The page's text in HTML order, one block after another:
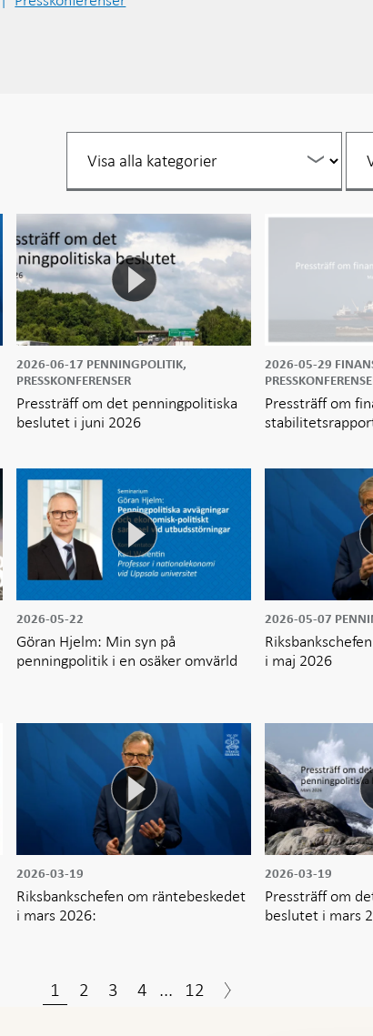
per
år
per
år
2026-06-17 PENNINGPOLITIK,
PRESSKONFERENSER
Pressträff om det penningpolitiska
beslutet i juni 2026
2026-05-29
Pressträff om
2026-05-22
Göran Hjelm: Min syn på
penningpolitik i en osäker omvärld
2026-05-07
i maj 2026
2026-03-19
Riksbankschefen om räntebeskedet
i mars 2026:
2026-03-19
Pressträff om
beslutet i mars
1 2 3 4 ... 12